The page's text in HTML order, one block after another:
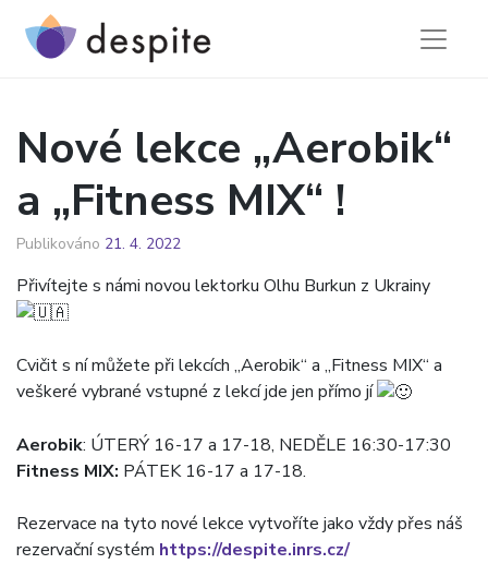
content
Nové lekce „Aerobik“
a „Fitness MIX“ !
Publikováno 21. 4. 2022
Přivítejte s námi novou lektorku Olhu Burkun z Ukrainy
Cvičit s ní můžete při lekcích „Aerobik“ a „Fitness MIX“ a
veškeré vybrané vstupné z lekcí jde jen přímo jí
Aerobik: ÚTERÝ 16-17 a 17-18, NEDĚLE 16:30-17:30
Fitness MIX: PÁTEK 16-17 a 17-18.
Rezervace na tyto nové lekce vytvoříte jako vždy přes náš
rezervační systém https://despite.inrs.cz/